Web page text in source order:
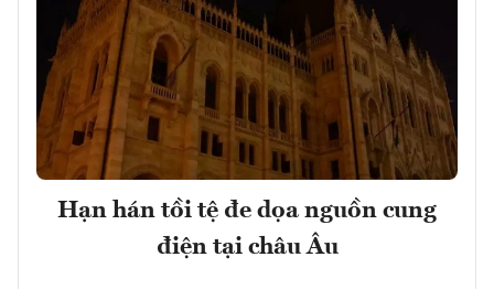
Hạn hán tồi tệ đe dọa nguồn cung
điện tại châu Âu